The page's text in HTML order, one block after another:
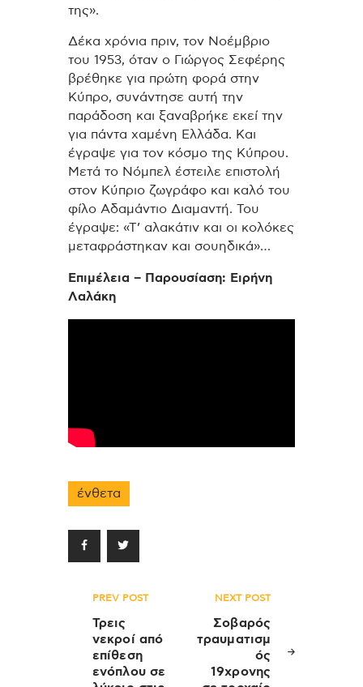
της».
Δέκα χρόνια πριν, τον Νοέμβριο
του 1953, όταν ο Γιώργος Σεφέρης
βρέθηκε για πρώτη φορά στην
Κύπρο, συνάντησε αυτή την
παράδοση και ξαναβρήκε εκεί την
για πάντα χαμένη Ελλάδα. Και
έγραψε για τον κόσμο της Κύπρου.
Μετά το Νόμπελ έστειλε επιστολή
στον Κύπριο ζωγράφο και καλό του
φίλο Αδαμάντιο Διαμαντή. Του
έγραψε: «Τ’ αλακάτιν και οι κολόκες
μεταφράστηκαν και σουηδικά»…
Επιμέλεια – Παρουσίαση: Ειρήνη
Λαλάκη
ένθετα
Πλοήγηση
άρθρων
PREV POST
Τρεις
νεκροί από
επίθεση
ενόπλου σε
NEXT POST
Σοβαρός
τραυματισμ
ός
19χρονης